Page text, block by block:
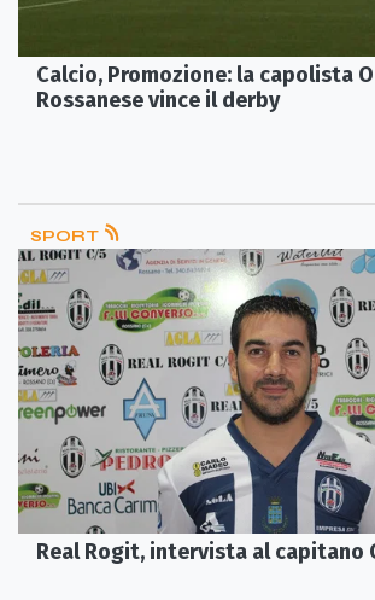
Calcio, Promozione: la capolista
Rossanese vince il derby
SPORT
Real Rogit, intervista al capitano